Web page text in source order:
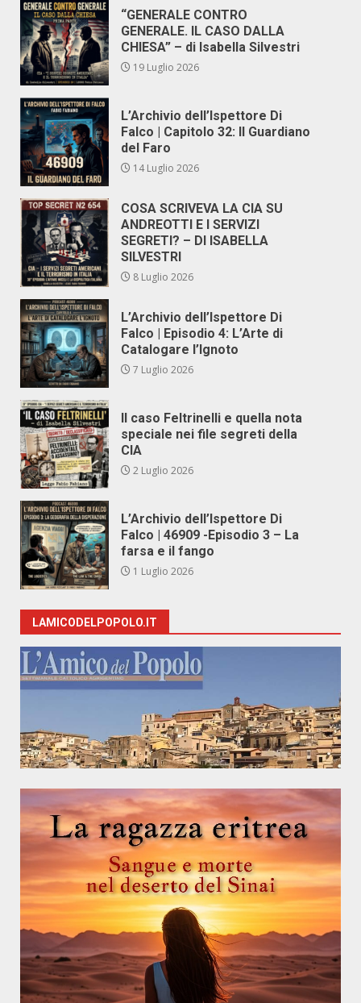
“GENERALE CONTRO
GENERALE. IL CASO DALLA
CHIESA” – di Isabella Silvestri
19 Luglio 2026
L’Archivio dell’Ispettore Di
Falco | Capitolo 32: Il Guardiano
del Faro
14 Luglio 2026
COSA SCRIVEVA LA CIA SU
ANDREOTTI E I SERVIZI
SEGRETI? – DI ISABELLA
SILVESTRI
8 Luglio 2026
L’Archivio dell’Ispettore Di
Falco | Episodio 4: L’Arte di
Catalogare l’Ignoto
7 Luglio 2026
Il caso Feltrinelli e quella nota
speciale nei file segreti della
CIA
2 Luglio 2026
L’Archivio dell’Ispettore Di
Falco | 46909 -Episodio 3 – La
farsa e il fango
1 Luglio 2026
LAMICODELPOPOLO.IT